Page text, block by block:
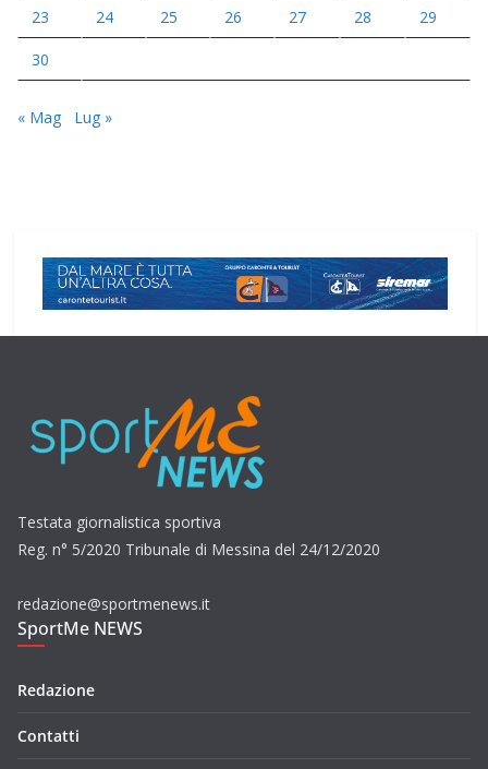
23 24 25 26 27 28 29
30
« Mag Lug »
Testata giornalistica sportiva
Reg. n° 5/2020 Tribunale di Messina del 24/12/2020
redazione@sportmenews.it
SportMe NEWS
Redazione
Contatti